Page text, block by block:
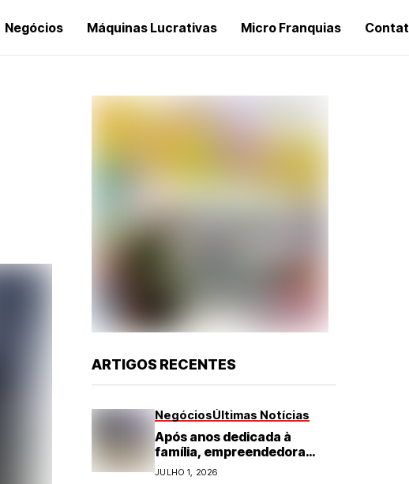
Negócios Máquinas Lucrativas Micro Franquias
ARTIGOS RECENTES
NegóciosÚltimas Notícias
Após anos dedicada à
família, empreendedora
transforma franquia de
JULHO 1, 2026